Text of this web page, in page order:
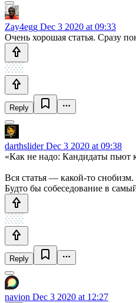
Zay4egg Dec 3 2020 at 09:33
Очень хорошая статья. Сразу
Reply
darthsliderDec 3 2020 at 09:38
«Как не надо: Кандидаты пьют
Вся статья — какой-то
Будто бы собеседование в
Reply
navion Dec 3 2020 at 12:27